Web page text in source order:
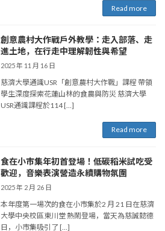
Read more
創意農村大作戰戶外教學：走入部落、走
進土地，在行走中理解韌性與希望
2025 年 11 月 16 日
慈濟大學通識USR「創意農村大作戰」課程 帶領
學生深度探索花蓮山林的食農與防災 慈濟大學
USR通識課程於114 […]
Read more
食在小市集年初首登場！低碳稻米試吃受
歡迎，音樂表演營造永續購物氛圍
2025 年 2 月 26 日
本年度第一場次的食在小市集於2 月 21 日在慈濟
大學中央校區東川堂 熱鬧登場，當天為慈誠懿德
日，小市集吸引了 […]